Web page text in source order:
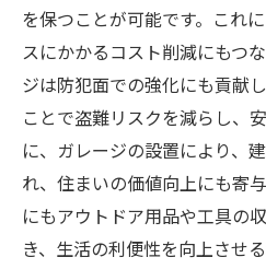
ガレージ設置で実現す
活への道
を保つことが可能です。これ
スにかかるコスト削減にもつ
ジは防犯面での強化にも貢献
ことで盗難リスクを減らし、
に、ガレージの設置により、
れ、住まいの価値向上にも寄
にもアウトドア用品や工具の
き、生活の利便性を向上させ